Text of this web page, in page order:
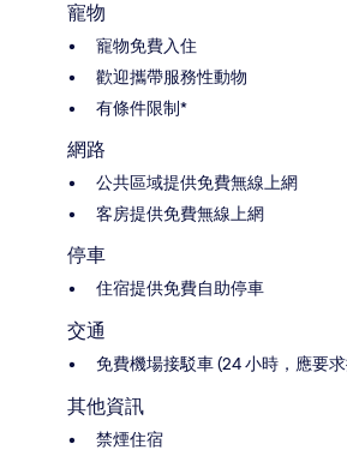
寵物
寵物免費入住
歡迎攜帶服務性動物
有條件限制*
網路
公共區域提供免費無線上網
客房提供免費無線上網
停車
住宿提供免費自助停車
交通
免費機場接駁車 (24 小時，應要
其他資訊
禁煙住宿